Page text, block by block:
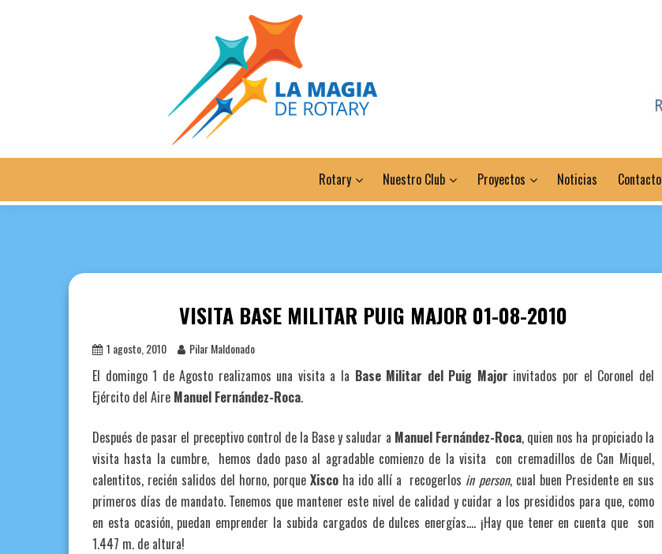
Rotary Nuestro Club Proyectos Noticias Contacto
VISITA BASE MILITAR PUIG MAJOR 01-08-2010
1 agosto, 2010 Pilar Maldonado
El domingo 1 de Agosto realizamos una visita a la Base Militar del Puig Major invitados por el Coronel del
Ejército del Aire Manuel Fernández-Roca.
Después de pasar el preceptivo control de la Base y saludar a Manuel Fernández-Roca, quien nos ha propiciado la
visita hasta la cumbre, hemos dado paso al agradable comienzo de la visita con cremadillos de Can Miquel,
calentitos, recién salidos del horno, porqueXisco ha ido allí a recogerlos in person, cual buen Presidente en sus
primeros días de mandato. Tenemos que mantener este nivel de calidad y cuidar a los presididos para que, como
en esta ocasión, puedan emprender la subida cargados de dulces energías…. ¡Hay que tener en cuenta que son
1.447 m. de altura!